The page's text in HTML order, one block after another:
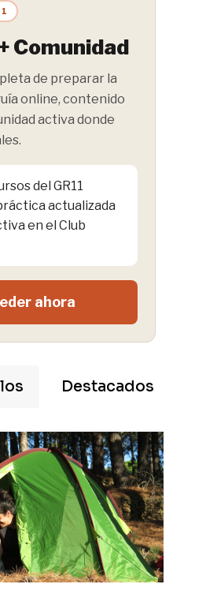
Comunidad
de preparar la
online, contenido
activa donde
del GR11
actualizada
en el Club
ahora
Destacados